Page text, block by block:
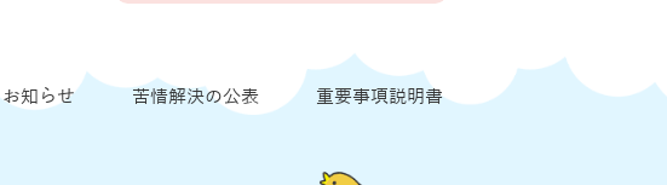
お知らせ 苦情解決の公表 重要事項説明書